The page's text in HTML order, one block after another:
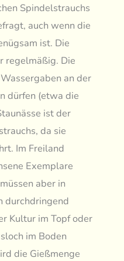
Spindelstrauchs
auch wenn die
ist. Die
regelmäßig. Die
an der
dürfen (etwa die
ist der
da sie
Im Freiland
Exemplare
aber in
durchdringend
Kultur im Topf oder
im Boden
die Gießmenge